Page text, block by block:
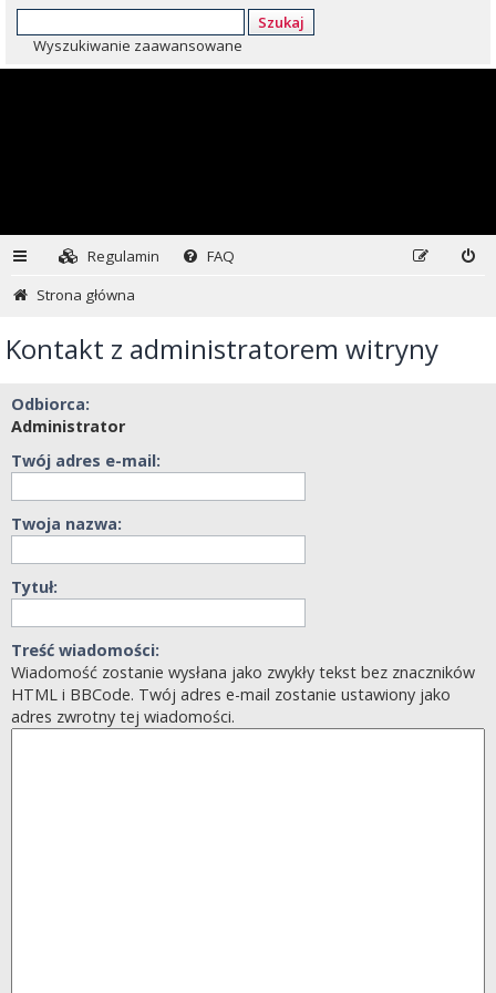
Szukaj
Wyszukiwanie zaawansowane
Regulamin
FAQ
Strona główna
Kontakt z administratorem witryny
Odbiorca:
Administrator
Twój adres e-mail:
Twoja nazwa:
Tytuł:
Treść wiadomości:
Wiadomość zostanie wysłana jako zwykły tekst bez znaczników
HTML i BBCode. Twój adres e-mail zostanie ustawiony jako
adres zwrotny tej wiadomości.